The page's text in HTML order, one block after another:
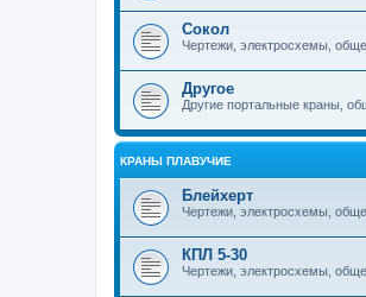
Сокол
Чертежи, электросхемы,
Другое
Другие портальные краны,
КРАНЫ ПЛАВУЧИЕ
Блейхерт
Чертежи, электросхемы,
КПЛ 5-30
Чертежи, электросхемы,